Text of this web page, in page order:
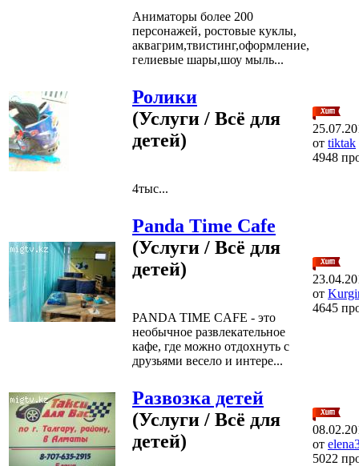
Аниматоры более 200
персонажей, ростовые куклы,
аквагрим,твистинг,оформление,
гелиевые шары,шоу мыль...
Ролики
(Услуги / Всё для
детей)
4тыс...
от tiktak
4948
Panda Time Cafe
(Услуги / Всё для
детей)
PANDA TIME CAFE - это
необычное развлекательное
кафе, где можно отдохнуть с
друзьями весело и интере...
от
4645
Развозка детей
(Услуги / Всё для
детей)
от
5022